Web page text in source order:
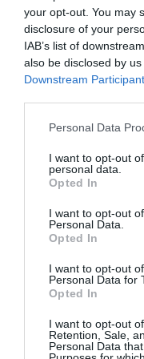
your opt-out. You may
disclosure of your
IAB’s list of
also be disclosed by
Downstream
Please note that this
not limited to your visit
grant or deny consent
use your data for
consent section.
Personal Data
I want to opt-out
personal data.
Opted In
I want to opt-out
Personal Data.
Opted In
I want to opt-out
Personal Data for
Opted In
I want to opt-out
Retention, Sale,
Personal Data
«Το υπουργείο
εγχώρια αμυντική
τεχνολογικής
06 Νοεμβρίου 2025